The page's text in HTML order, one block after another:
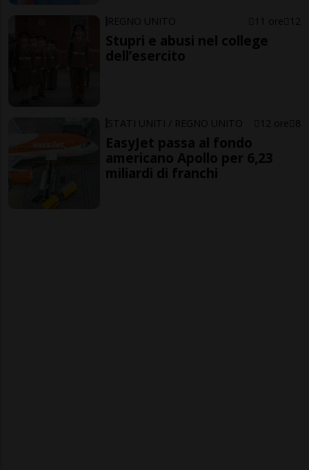
REGNO UNITO 11 ore 12
Stupri e abusi nel college
dell’esercito
STATI UNITI / REGNO UNITO 12 ore 8
EasyJet passa al fondo
americano Apollo per 6,23
miliardi di franchi